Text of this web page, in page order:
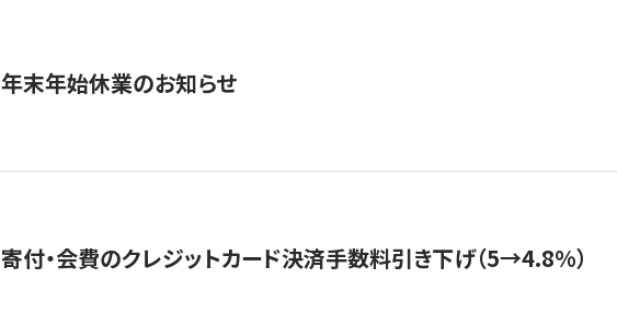
年末年始休業のお知らせ
寄付・会費のクレジットカード決済手数料引き下げ（5→4.8%）